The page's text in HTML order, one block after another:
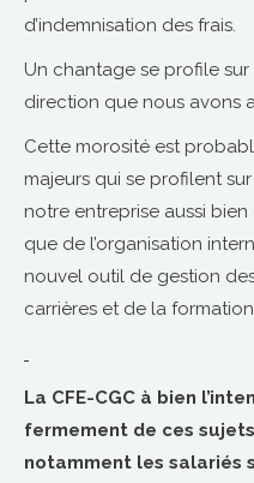
d’indemnisation des frais.
Un chantage se profile
direction que nous avons
Cette morosité est
majeurs qui se profilent
notre entreprise aussi
que de l’organisation
nouvel outil de gestion
carrières et de la
La CFE-CGC à bien
fermement de ces
notamment les salariés